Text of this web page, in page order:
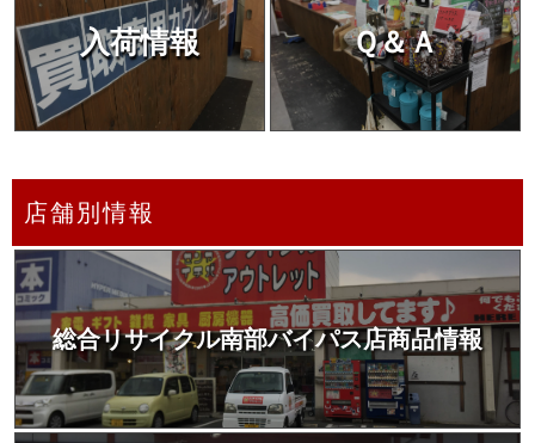
入荷情報 Ｑ＆Ａ
店舗別情報
総合リサイクル南部バイパス店商品情報